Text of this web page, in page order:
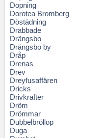
Dopning
Dorotea Bromberg
Döstädning
Drabbade
Drängsbo
Drängsbo by
Dråp
Drenas
Drev
Dreyfusaffären
Dricks
Drivkrafter
Dröm
Drömmar
Dubbelbröllop
Duga